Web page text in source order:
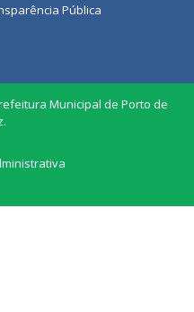
Pública
Municipal de Porto de